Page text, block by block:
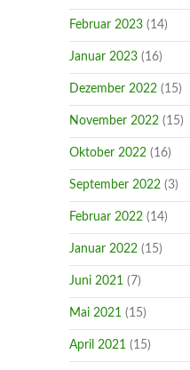
Februar 2023 (14)
Januar 2023 (16)
Dezember 2022 (15)
November 2022 (15)
Oktober 2022 (16)
September 2022 (3)
Februar 2022 (14)
Januar 2022 (15)
Juni 2021 (7)
Mai 2021 (15)
April 2021 (15)